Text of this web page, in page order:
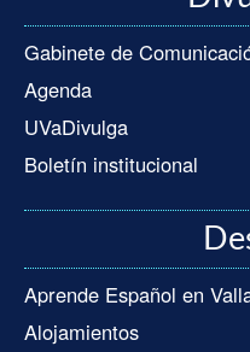
Gabinete de
Agenda
UVaDivulga
Boletín institucional
Aprende Español en
Alojamientos